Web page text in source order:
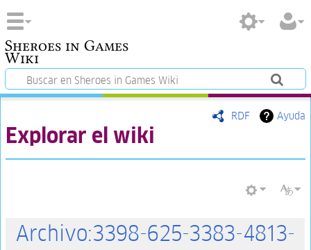
Sheroes in Games
Wiki
RDF Ayuda
Explorar el wiki
Archivo:3398-625-3383-4813-